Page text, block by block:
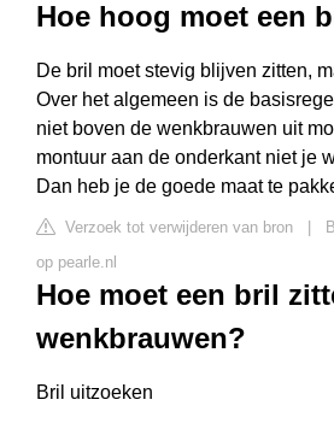
Hoe hoog moet een
De bril moet stevig blijven zitten,
Over het algemeen is de
niet boven de wenkbrauwen uit
montuur aan de onderkant niet je
Dan heb je de goede maat te
Verzoek tot verwijderen van bron
op pearle.nl
Hoe moet een bril
wenkbrauwen?
Bril uitzoeken